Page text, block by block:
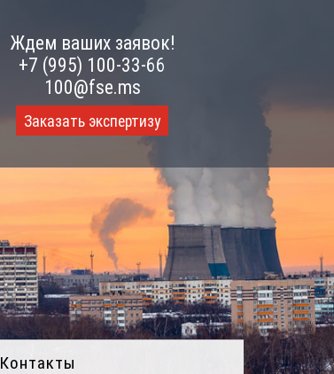
Ждем ваших заявок!
+7 (995) 100-33-66
100@fse.ms
Заказать экспертизу
Контакты